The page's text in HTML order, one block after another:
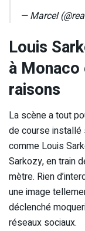
— Marcel
Louis
à
raisons
La scène a tout
de course installé
comme Louis
Sarkozy, en train
mètre. Rien
une image
déclenché
réseaux sociaux.